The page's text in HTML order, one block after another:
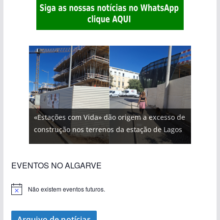
«Estações com Vida» dão origem a excesso de
construção nos terrenos da estação de Lagos
EVENTOS NO ALGARVE
Não existem eventos futuros.